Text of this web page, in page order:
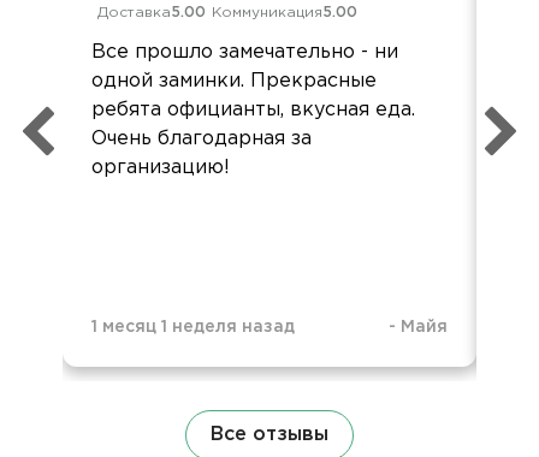
Доставка5.00 Коммуникация5.00
Все прошло замечательно - ни
одной заминки. Прекрасные
ребята официанты, вкусная еда.
Очень благодарная за
организацию!
1 месяц 1 неделя назад - Майя
Все отзывы